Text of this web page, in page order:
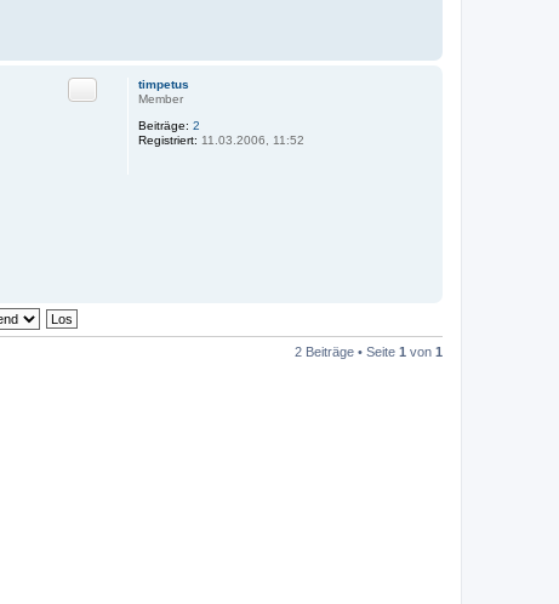
timpetus
Member
Beiträge: 2
Registriert: 11.03.2006, 11:52
Zitat
2 Beiträge • Seite 1 von 1